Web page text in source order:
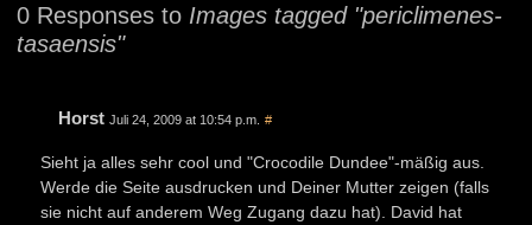
0 Responses to Images tagged "periclimenes-
tasaensis"
Horst Juli 24, 2009 at 10:54 p.m. #
Sieht ja alles sehr cool und "Crocodile Dundee"-mäßig aus.
Werde die Seite ausdrucken und Deiner Mutter zeigen (falls
sie nicht auf anderem Weg Zugang dazu hat). David hat